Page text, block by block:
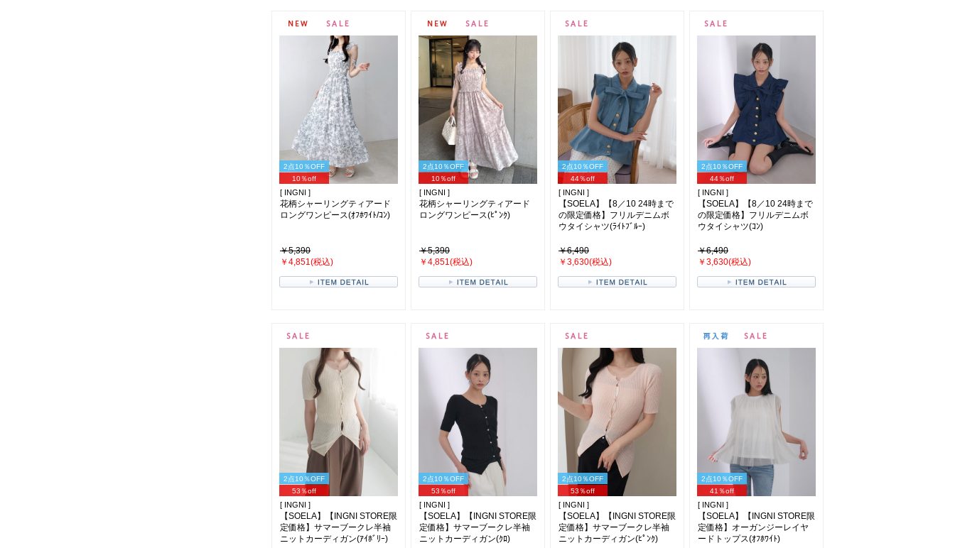
2点10％OFF
10％off
[ INGNI ]
花柄シャーリングティアード
ロングワンピース(ｵﾌﾎﾜｲﾄ/ｺﾝ)
￥5,390
￥4,851(税込)
2点10％OFF
10％off
[ INGNI ]
花柄シャーリングティアード
ロングワンピース(ﾋﾟﾝｸ)
￥5,390
￥4,851(税込)
2点10％OFF
44％off
[ INGNI ]
【SOELA】【8／10 24時まで
の限定価格】フリルデニムボ
ウタイシャツ(ﾗｲﾄﾌﾞﾙｰ)
￥6,490
￥3,630(税込)
2点10％OFF
44％off
[ INGNI ]
【SOELA】【8／10 24時まで
の限定価格】フリルデニムボ
ウタイシャツ(ｺﾝ)
￥6,490
￥3,630(税込)
2点10％OFF
53％off
[ INGNI ]
【SOELA】【INGNI STORE限
定価格】サマーブークレ半袖
ニットカーディガン(ｱｲﾎﾞﾘｰ)
2点10％OFF
53％off
[ INGNI ]
【SOELA】【INGNI STORE限
定価格】サマーブークレ半袖
ニットカーディガン(ｸﾛ)
2点10％OFF
53％off
[ INGNI ]
【SOELA】【INGNI STORE限
定価格】サマーブークレ半袖
ニットカーディガン(ﾋﾟﾝｸ)
2点10％OFF
41％off
[ INGNI ]
【SOELA】【INGNI STORE限
定価格】オーガンジーレイヤ
ードトップス(ｵﾌﾎﾜｲﾄ)